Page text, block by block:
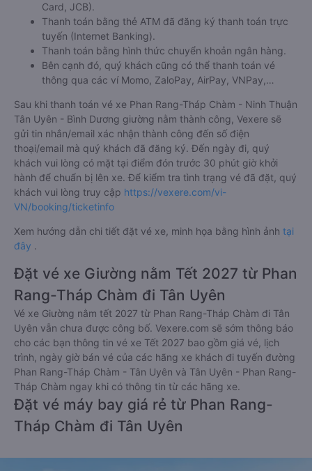
Card, JCB).
Thanh toán bằng thẻ ATM đã đăng ký thanh toán trực
tuyến (Internet Banking).
Thanh toán bằng hình thức chuyển khoản ngân hàng.
Bên cạnh đó, quý khách cũng có thể thanh toán vé
thông qua các ví Momo, ZaloPay, AirPay, VNPay,…
Sau khi thanh toán vé xe Phan Rang-Tháp Chàm - Ninh Thuận
Tân Uyên - Bình Dương giường nằm thành công, Vexere sẽ
gửi tin nhắn/email xác nhận thành công đến số điện
thoại/email mà quý khách đã đăng ký. Đến ngày đi, quý
khách vui lòng có mặt tại điểm đón trước 30 phút giờ khởi
hành để chuẩn bị lên xe. Để kiểm tra tình trạng vé đã đặt, quý
khách vui lòng truy cập https://vexere.com/vi-
VN/booking/ticketinfo
Xem hướng dẫn chi tiết đặt vé xe, minh họa bằng hình ảnh tại
đây .
Đặt vé xe Giường nằm Tết 2027 từ Phan
Rang-Tháp Chàm đi Tân Uyên
Vé xe Giường nằm tết 2027 từ Phan Rang-Tháp Chàm đi Tân
Uyên vẫn chưa được công bố. Vexere.com sẽ sớm thông báo
cho các bạn thông tin vé xe Tết 2027 bao gồm giá vé, lịch
trình, ngày giờ bán vé của các hãng xe khách đi tuyến đường
Phan Rang-Tháp Chàm - Tân Uyên và Tân Uyên - Phan Rang-
Tháp Chàm ngay khi có thông tin từ các hãng xe.
Đặt vé máy bay giá rẻ từ Phan Rang-
Tháp Chàm đi Tân Uyên